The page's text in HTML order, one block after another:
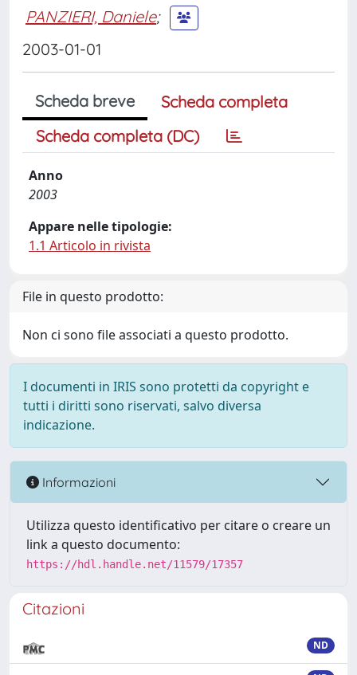
PANZIERI, Daniele;
2003-01-01
Scheda breve
Scheda completa
Scheda completa (DC)
Anno
2003
Appare nelle tipologie:
1.1 Articolo in rivista
File in questo prodotto:
Non ci sono file associati a questo prodotto.
I documenti in IRIS sono protetti da copyright e
tutti i diritti sono riservati, salvo diversa
indicazione.
Informazioni
Utilizza questo identificativo per citare o creare un
link a questo documento:
https://hdl.handle.net/11579/17357
Citazioni
ND